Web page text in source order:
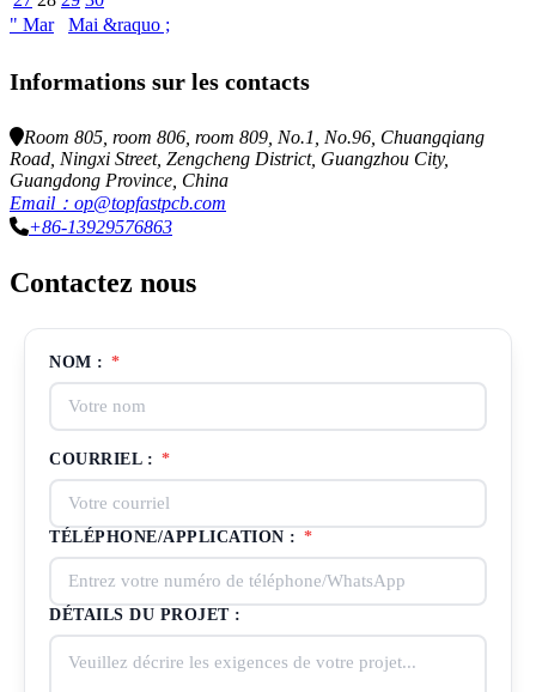
" Mar
Mai &raquo ;
Informations sur les contacts
Room 805, room 806, room 809, No.1, No.96, Chuangqiang
Road, Ningxi Street, Zengcheng District, Guangzhou City,
Guangdong Province, China
Email：op@topfastpcb.com
+86-13929576863
Contactez nous
NOM : *
COURRIEL : *
TÉLÉPHONE/APPLICATION : *
DÉTAILS DU PROJET :